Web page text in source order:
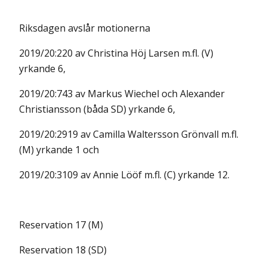
Riksdagen avslår motionerna
2019/20:220 av Christina Höj Larsen m.fl. (V)
yrkande 6,
2019/20:743 av Markus Wiechel och Alexander
Christiansson (båda SD) yrkande 6,
2019/20:2919 av Camilla Waltersson Grönvall m.fl.
(M) yrkande 1 och
2019/20:3109 av Annie Lööf m.fl. (C) yrkande 12.
Reservation 17 (M)
Reservation 18 (SD)